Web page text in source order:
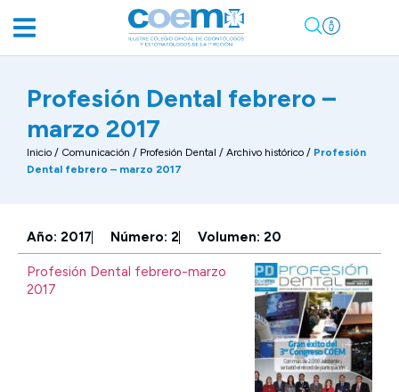
Profesión Dental febrero –
marzo 2017
Inicio / Comunicación / Profesión Dental / Archivo histórico / Profesión
Dental febrero – marzo 2017
Año: 2017 Número: 2 Volumen: 20
Profesión Dental febrero-marzo
2017